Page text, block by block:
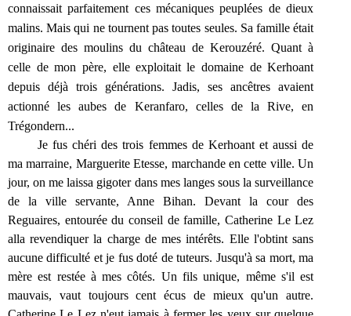
connaissait parfaitement ces mécaniques peuplées de dieux
malins. Mais qui ne tournent pas toutes seules. Sa famille était
originaire des moulins du château de Kerouzéré. Quant à
celle de mon père, elle exploitait le domaine de Kerhoant
depuis déjà trois générations. Jadis, ses ancêtres avaient
actionné les aubes de Keranfaro, celles de la Rive, en
Trégondern...
Je fus chéri des trois femmes de Kerhoant et aussi de
ma marraine, Marguerite Etesse, marchande en cette ville. Un
jour, on me laissa gigoter dans mes langes sous la surveillance
de la ville servante, Anne Bihan. Devant la cour des
Reguaires, entourée du conseil de famille, Catherine Le Lez
alla revendiquer la charge de mes intérêts. Elle l'obtint sans
aucune difficulté et je fus doté de tuteurs. Jusqu'à sa mort, ma
mère est restée à mes côtés. Un fils unique, même s'il est
mauvais, vaut toujours cent écus de mieux qu'un autre.